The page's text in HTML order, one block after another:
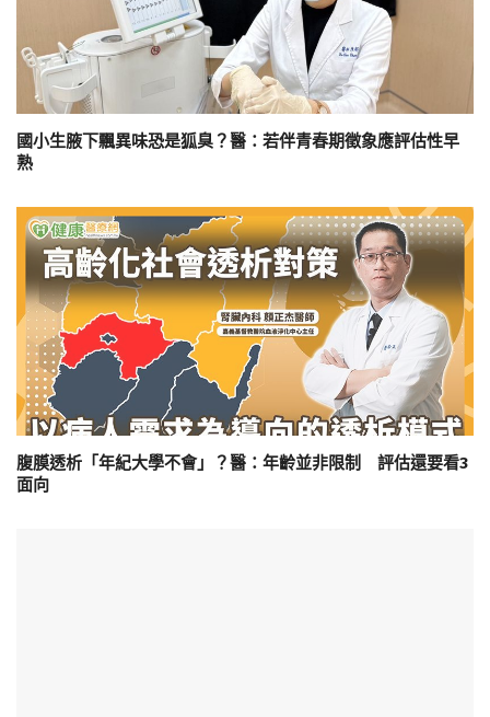
國小生腋下飄異味恐是狐臭？醫：若伴青春期徵象應評估性早
熟
腹膜透析「年紀大學不會」？醫：年齡並非限制 評估還要看3
面向